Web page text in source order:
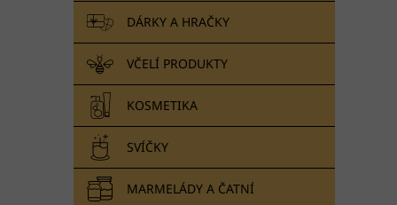
DÁRKY A HRAČKY
VČELÍ PRODUKTY
KOSMETIKA
SVÍČKY
MARMELÁDY A ČATNÍ